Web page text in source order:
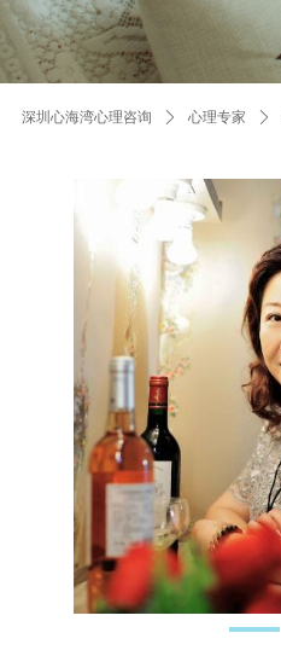
深圳心海湾心理咨询 ꄲ 心理专家 ꄲ